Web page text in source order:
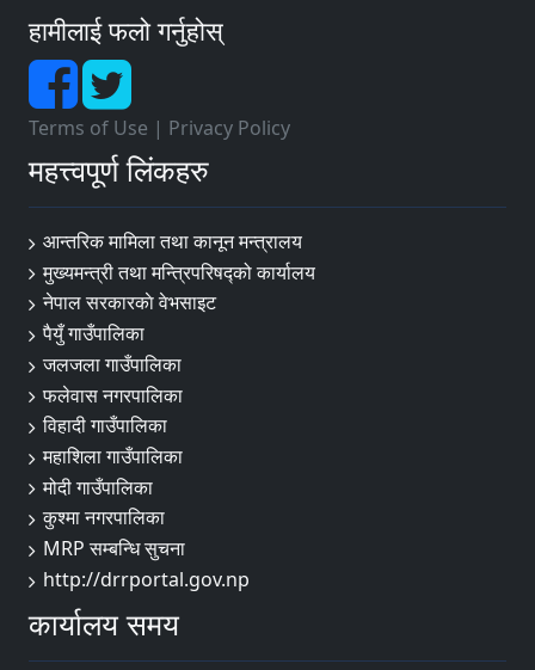
हामीलाई फलो गर्नुहोस्
Terms of Use | Privacy Policy
महत्त्वपूर्ण लिंकहरु
आन्तरिक मामिला तथा कानून मन्त्रालय
मुख्यमन्त्री तथा मन्त्रिपरिषद्को कार्यालय
नेपाल सरकारकाे वेभसाइट
पैयुँ गाउँपालिका
जलजला गाउँपालिका
फलेवास नगरपालिका
विहादी गाउँपालिका
महाशिला गाउँपालिका
मोदी गाउँपालिका
कुश्मा नगरपालिका
MRP सम्बन्धि सुचना
http://drrportal.gov.np
कार्यालय समय